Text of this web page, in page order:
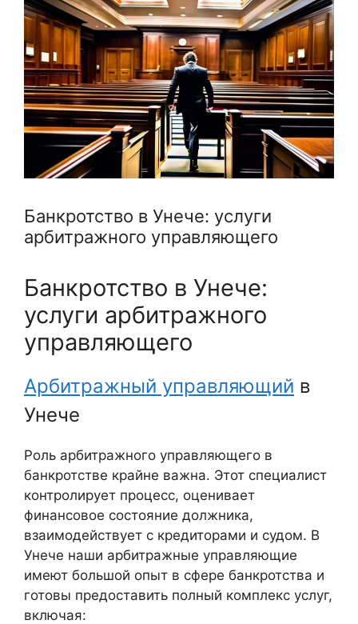
Банкротство в Унече: услуги
арбитражного управляющего
Банкротство в Унече:
услуги арбитражного
управляющего
Арбитражный управляющий в
Унече
Роль арбитражного управляющего в
банкротстве крайне важна. Этот специалист
контролирует процесс, оценивает
финансовое состояние должника,
взаимодействует с кредиторами и судом. В
Унече наши арбитражные управляющие
имеют большой опыт в сфере банкротства и
готовы предоставить полный комплекс услуг,
включая: